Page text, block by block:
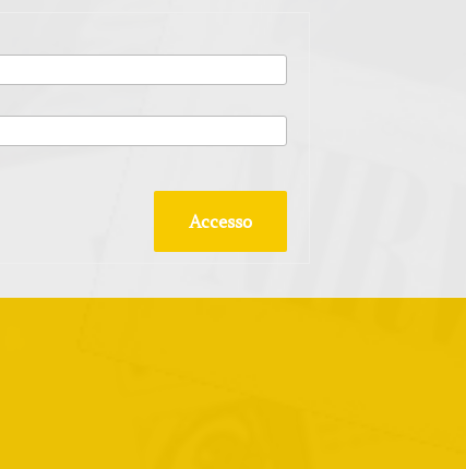
Accesso